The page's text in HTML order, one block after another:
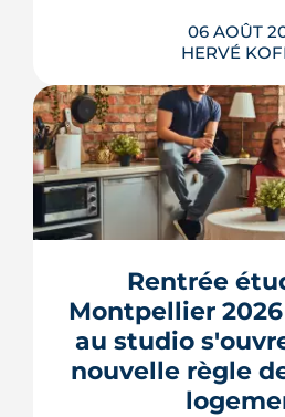
06 AOÛT
HERVÉ
Montpellier prépare la
pièce de Port Marianne.
l'Union, entrée dans
phase de concertation,
transformer un secteur
quartier d'habitat.
LIRE
Rentrée
Montpellier
au studio
nouvelle règle